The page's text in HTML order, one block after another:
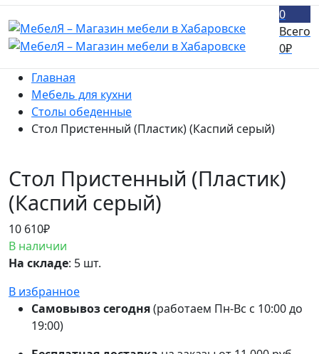
0
Всего
0₽
Главная
Мебель для кухни
Столы обеденные
Стол Пристенный (Пластик) (Каспий серый)
Стол Пристенный (Пластик)
(Каспий серый)
10 610₽
В наличии
На складе: 5 шт.
В избранное
Самовывоз сегодня(работаем Пн-Вс с 10:00 до
19:00)